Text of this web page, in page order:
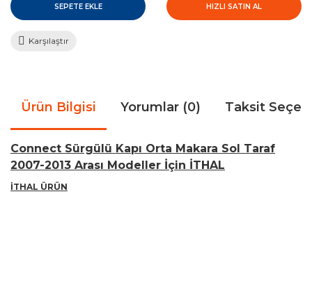
SEPETE EKLE HIZLI SATIN AL
Karşılaştır
Ürün Bilgisi Yorumlar (0) Taksit
Connect Sürgülü Kapı Orta Makara Sol Taraf
2007-2013 Arası Modeller İçin İTHAL
İTHAL ÜRÜN